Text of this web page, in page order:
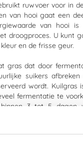
ruwvoer voor in
van hooi gaat een
van hooi
droogproces. U kunt
en de frisse geur.
gras dat door
suikers
wordt. Kuilgras
fermentatie te
3 tot 5 dagen
energierijk, maar
vezels die
van kuilgras is